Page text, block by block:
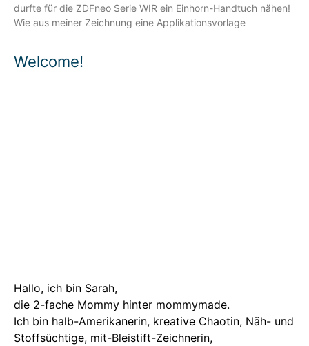
Welcome!
Hallo, ich bin Sarah,
die 2-fache Mommy hinter mommymade.
Ich bin halb-Amerikanerin, kreative Chaotin, Näh- und
Stoffsüchtige, mit-Bleistift-Zeichnerin,
durfte für die ZDFneo Serie WIR ein Einhorn-Handtuch nähen!
Wie aus meiner Zeichnung eine Applikationsvorlage